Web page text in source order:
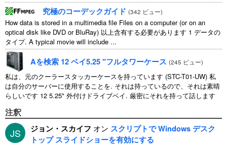
究極のコーデックガイド (342 ビュー)
How data is stored in a multimedia file Files on a computer(or on an
optical disk like DVD or BluRay) 以上含有する必要があります 1 データの
タイプ. A typical movie will include ...
Aを検索 12 ベイ5.25 "フルタワーケース (245 ビュー)
私は、元のクーラースタッカーケースを持っています (STC-T01-UW) 私
は自分のサーバーに使用することを. それは持っているので、それは素晴
らしいです 12 5.25" 外付けドライブベイ. 厳密にそれを持って話します
注釈
JS ジョン・スカイフ オン スクリプトで Windows デスク
トップ スライドショーを有効にする